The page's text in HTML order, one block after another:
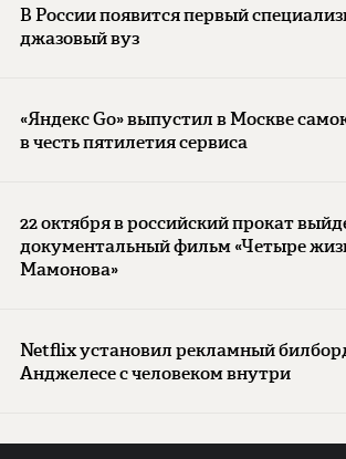
В России появится первый
джазовый вуз
«Яндекс Go» выпустил в Москве
в честь пятилетия сервиса
22 октября в российский прокат
документальный фильм «Четыре
Мамонова»
Netflix установил рекламный
Анджелесе с человеком внутри